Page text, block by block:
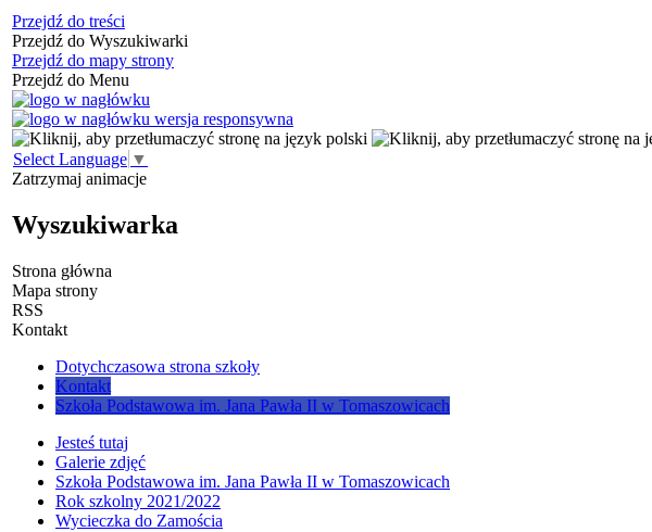
Przejdź do treści
Przejdź do Wyszukiwarki
Przejdź do mapy strony
Przejdź do Menu
Select Language ▼
Zatrzymaj animacje
Wyszukiwarka
Strona główna
Mapa strony
RSS
Kontakt
Dotychczasowa strona szkoły
Kontakt
Szkoła Podstawowa im. Jana Pawła II w Tomaszowicach
Jesteś tutaj
Galerie zdjęć
Szkoła Podstawowa im. Jana Pawła II w Tomaszowicach
Rok szkolny 2021/2022
Wycieczka do Zamościa